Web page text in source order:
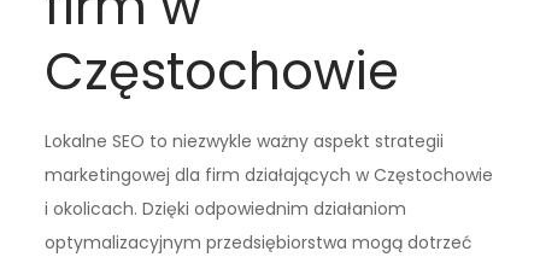
Częstochowie
Lokalne SEO to niezwykle ważny aspekt strategii
marketingowej dla firm działających w Częstochowie
i okolicach. Dzięki odpowiednim działaniom
optymalizacyjnym przedsiębiorstwa mogą dotrzeć